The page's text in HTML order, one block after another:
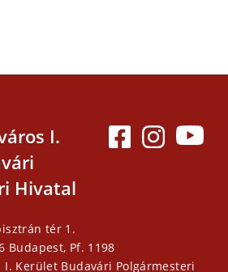
I.
Hivatal
tér 1.
Budapest, Pf. 1198
I. Kerület Budavári Polgármesteri